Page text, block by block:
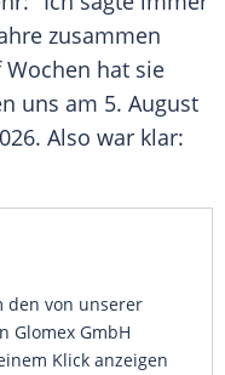
zusammen
hat sie
uns am 5. August
Also war klar:
den von unserer
Glomex GmbH
Klick anzeigen